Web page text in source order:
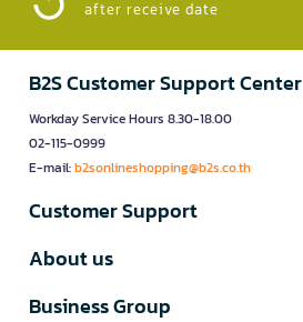
after receive date
B2S Customer Support Center
Workday Service Hours 8.30-18.00
02-115-0999
E-mail:b2sonlineshopping@b2s.co.th
Customer Support
About us
Business Group